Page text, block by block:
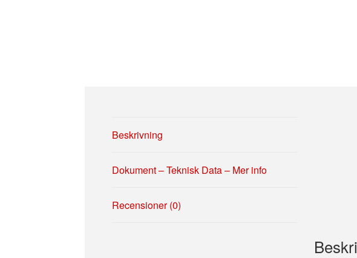
Beskrivning
Dokument – Teknisk Data – Mer info
Recensioner (0)